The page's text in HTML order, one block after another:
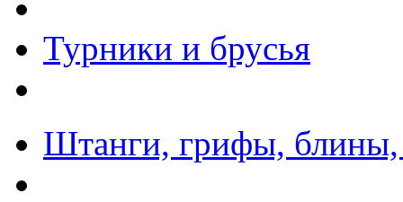
Турники и брусья
Штанги, грифы, блины,